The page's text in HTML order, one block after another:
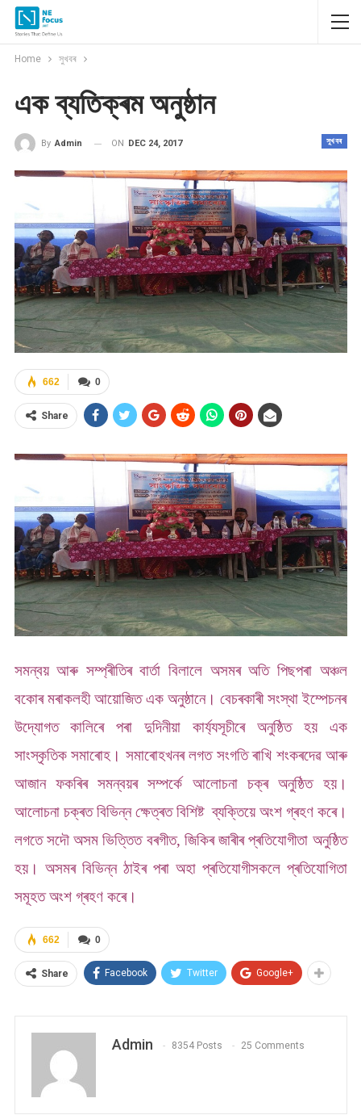
Home সুখবৰ
এক ব্যতিক্ৰম অনুষ্ঠান
সুখবৰ
By Admin ON DEC 24, 2017
0
662
Share
সমন্বয় আৰু সম্প্ৰীতিৰ বাৰ্তা বিলালে অসমৰ অতি পিছপৰা অঞ্চল
বকোৰ মৰাকলহী আয়োজিত এক অনুষ্ঠানে। বেচৰকাৰী সংস্থা ইম্পেচনৰ
উদ্যোগত কালিৰে পৰা দুদিনীয়া কাৰ্য্যসূচীৰে অনুষ্ঠিত হয় এক
সাংস্কৃতিক সমাৰোহ। সমাৰোহখনৰ লগত সংগতি ৰাখি শংকৰদেৱ আৰু
আজান ফকৰিৰ সমন্বয়ৰ সম্পৰ্কে আলোচনা চক্ৰ অনুষ্ঠিত হয়।
আলোচনা চক্ৰত বিভিন্ন ক্ষেত্ৰত বিশিষ্ট ব্যক্তিয়ে অংশ গ্ৰহণ কৰে।
লগতে সদৌ অসম ভিত্তিত বৰগীত, জিকিৰ জাৰীৰ প্ৰতিযোগীতা অনুষ্ঠিত
হয়। অসমৰ বিভিন্ন ঠাইৰ পৰা অহা প্ৰতিযোগীসকলে প্ৰতিযোগিতা
সমূহত অংশ গ্ৰহণ কৰে।
0
662
Share Facebook Twitter Google+
Admin 8354 Posts 25 Comments